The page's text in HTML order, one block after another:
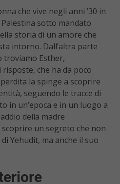
che vive negli anni ’30 in
sotto mandato
storia di un amore che
intorno. Dall’altra parte
troviamo Esther,
risposte, che ha da poco
la spinge a scoprire
seguendo le tracce di
in un’epoca e in un luogo a
della madre
un segreto che non
Yehudit, ma anche il suo